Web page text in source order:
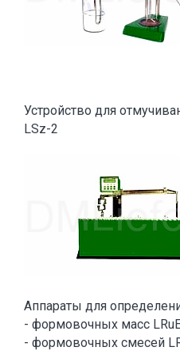
Устройство для
LSz-2
Аппараты для
- формовочных масс
- формовочных смесей